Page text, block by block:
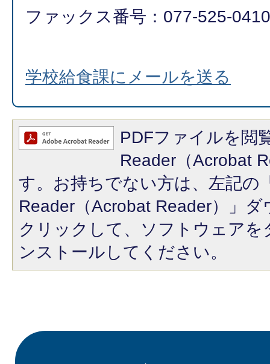
ファックス番号：077-525-0410
学校給食課にメールを送る
PDFファイルを閲
Reader（Acrobat
す。お持ちでない方は、左記の
Reader（Acrobat Reader）」
クリックして、ソフトウェア
ンストールしてください。